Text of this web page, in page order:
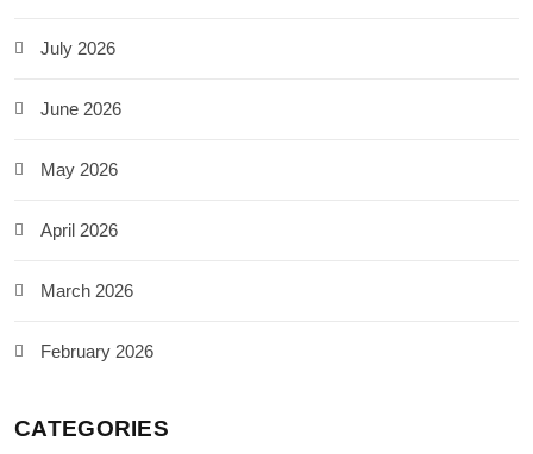
July 2026
June 2026
May 2026
April 2026
March 2026
February 2026
CATEGORIES